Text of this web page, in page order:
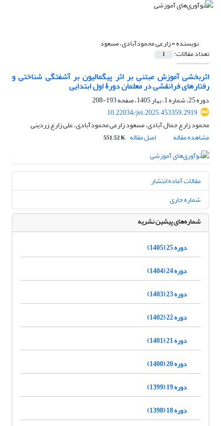
نویسنده =زارعی محمودآبادی، مسعود
تعداد مقالات: 1
اثربخشی آموزش مبتنی بر اثر پیگمالیون بر آشفتگی شناختی و
رفتارهای فرانقشی در معلمان دورۀ اول ابتدایی
دوره 25، شماره 1، بهار 1405، صفحه
193-208
10.22034/jei.2025.453359.2919
محمود زارع جمال آبادی، مسعود زارعی محمودآبادی، علی زارع زردینی
مشاهده مقاله
اصل مقاله 551.52 K
مقالات آماده انتشار
شماره جاری
شماره‌های پیشین نشریه
دوره 25 (1405)
دوره 24 (1404)
دوره 23 (1403)
دوره 22 (1402)
دوره 21 (1401)
دوره 20 (1400)
دوره 19 (1399)
دوره 18 (1398)